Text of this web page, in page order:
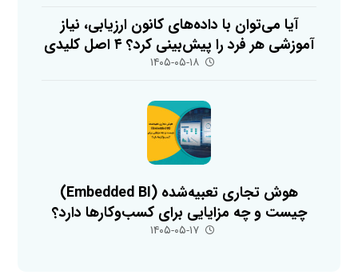
آیا می‌توان با داده‌های کانون ارزیابی، نیاز
آموزشی هر فرد را پیش‌بینی کرد؟ ۴ اصل کلیدی
۱۴۰۵-۰۵-۱۸
هوش تجاری تعبیه‌شده (Embedded BI)
چیست و چه مزایایی برای کسب‌وکارها دارد؟
۱۴۰۵-۰۵-۱۷